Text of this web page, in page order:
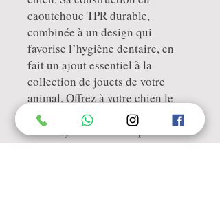
caoutchouc TPR durable,
combinée à un design qui
favorise l’hygiène dentaire, en
fait un ajout essentiel à la
collection de jouets de votre
animal. Offrez à votre chien le
cadeau du plaisir et de la santé
avec ce jouet innovant pour la
distribution de friandises.